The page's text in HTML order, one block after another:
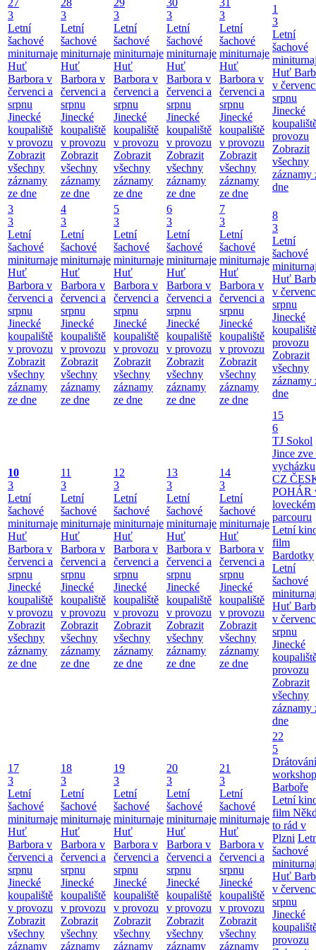
27
3
Letní
šachové
miniturnaje
Huť
Barbora v
červenci a
srpnu
Jinecké
koupaliště
v provozu
Zobrazit
všechny
záznamy
ze dne
28
3
Letní
šachové
miniturnaje
Huť
Barbora v
červenci a
srpnu
Jinecké
koupaliště
v provozu
Zobrazit
všechny
záznamy
ze dne
29
3
Letní
šachové
miniturnaje
Huť
Barbora v
červenci a
srpnu
Jinecké
koupaliště
v provozu
Zobrazit
všechny
záznamy
ze dne
30
3
Letní
šachové
miniturnaje
Huť
Barbora v
červenci a
srpnu
Jinecké
koupaliště
v provozu
Zobrazit
všechny
záznamy
ze dne
31
3
Letní
šachové
miniturnaje
Huť
Barbora v
červenci a
srpnu
Jinecké
koupaliště
v provozu
Zobrazit
všechny
záznamy
ze dne
1
3
Letní
šachové
Huť
v
srpnu
Jinecké
provozu
Zobrazit
všechny
záznamy
dne
3
3
Letní
šachové
miniturnaje
Huť
Barbora v
červenci a
srpnu
Jinecké
koupaliště
v provozu
Zobrazit
všechny
záznamy
ze dne
4
3
Letní
šachové
miniturnaje
Huť
Barbora v
červenci a
srpnu
Jinecké
koupaliště
v provozu
Zobrazit
všechny
záznamy
ze dne
5
3
Letní
šachové
miniturnaje
Huť
Barbora v
červenci a
srpnu
Jinecké
koupaliště
v provozu
Zobrazit
všechny
záznamy
ze dne
6
3
Letní
šachové
miniturnaje
Huť
Barbora v
červenci a
srpnu
Jinecké
koupaliště
v provozu
Zobrazit
všechny
záznamy
ze dne
7
3
Letní
šachové
miniturnaje
Huť
Barbora v
červenci a
srpnu
Jinecké
koupaliště
v provozu
Zobrazit
všechny
záznamy
ze dne
8
3
Letní
šachové
Huť
v
srpnu
Jinecké
provozu
Zobrazit
všechny
záznamy
dne
10
3
Letní
šachové
miniturnaje
Huť
Barbora v
červenci a
srpnu
Jinecké
koupaliště
v provozu
Zobrazit
všechny
záznamy
ze dne
11
3
Letní
šachové
miniturnaje
Huť
Barbora v
červenci a
srpnu
Jinecké
koupaliště
v provozu
Zobrazit
všechny
záznamy
ze dne
12
3
Letní
šachové
miniturnaje
Huť
Barbora v
červenci a
srpnu
Jinecké
koupaliště
v provozu
Zobrazit
všechny
záznamy
ze dne
13
3
Letní
šachové
miniturnaje
Huť
Barbora v
červenci a
srpnu
Jinecké
koupaliště
v provozu
Zobrazit
všechny
záznamy
ze dne
14
3
Letní
šachové
miniturnaje
Huť
Barbora v
červenci a
srpnu
Jinecké
koupaliště
v provozu
Zobrazit
všechny
záznamy
ze dne
15
6
TJ Sokol
Jince zve
vycházku
CZ
POHÁR
loveckém
parcouru
Letní
film
Bardotky
Letní
šachové
Huť
v
srpnu
Jinecké
provozu
Zobrazit
všechny
záznamy
dne
17
3
Letní
šachové
miniturnaje
Huť
Barbora v
červenci a
srpnu
Jinecké
koupaliště
v provozu
Zobrazit
všechny
záznamy
18
3
Letní
šachové
miniturnaje
Huť
Barbora v
červenci a
srpnu
Jinecké
koupaliště
v provozu
Zobrazit
všechny
záznamy
19
3
Letní
šachové
miniturnaje
Huť
Barbora v
červenci a
srpnu
Jinecké
koupaliště
v provozu
Zobrazit
všechny
záznamy
20
3
Letní
šachové
miniturnaje
Huť
Barbora v
červenci a
srpnu
Jinecké
koupaliště
v provozu
Zobrazit
všechny
záznamy
21
3
Letní
šachové
miniturnaje
Huť
Barbora v
červenci a
srpnu
Jinecké
koupaliště
v provozu
Zobrazit
všechny
záznamy
22
5
Barboře
Letní
film
to rád v
Plzni
šachové
Huť
v
srpnu
Jinecké
provozu